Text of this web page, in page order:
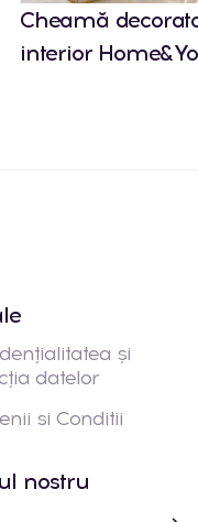
Cheamă
interior
și
datelor
si Conditii
nostru